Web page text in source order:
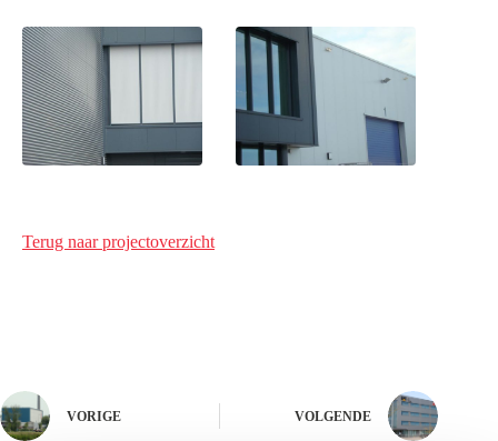
Terug naar projectoverzicht
VORIGE VOLGENDE